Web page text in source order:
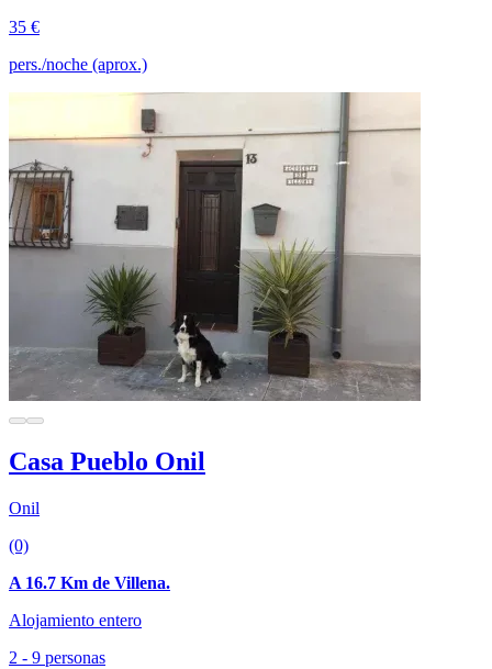
35 €
pers./noche (aprox.)
Casa Pueblo Onil
Onil
(0)
A 16.7 Km de Villena.
Alojamiento entero
2 - 9 personas